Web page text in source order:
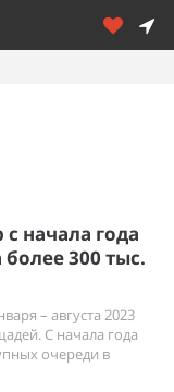
начала года
300 тыс.
– августа 2023
С начала года
очереди в